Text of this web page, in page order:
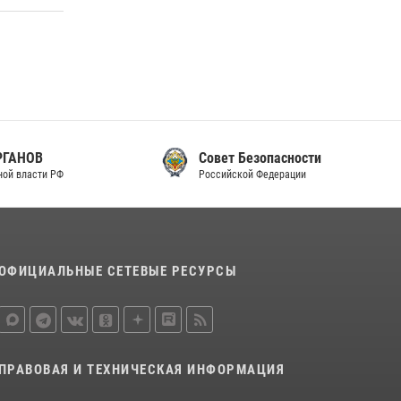
В Росгвардии прошла военно-научная
Совет Безопасности
Российской Федерации
СЕТЕВЫЕ РЕСУРСЫ
ПРАВОВАЯ И ТЕХНИЧЕСКАЯ ИНФОРМАЦИЯ